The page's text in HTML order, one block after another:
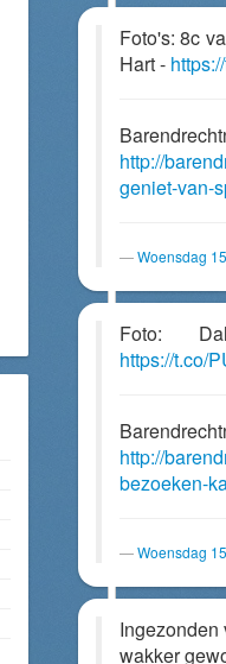
Foto's: 8c
Hart -
http://
geniet-van-
Woensdag
Foto:
https://t.co/
http://
bezoeken-
Woensdag
Ingezonden
wakker